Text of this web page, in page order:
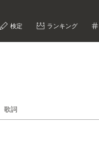
検定 ランキング
歌詞